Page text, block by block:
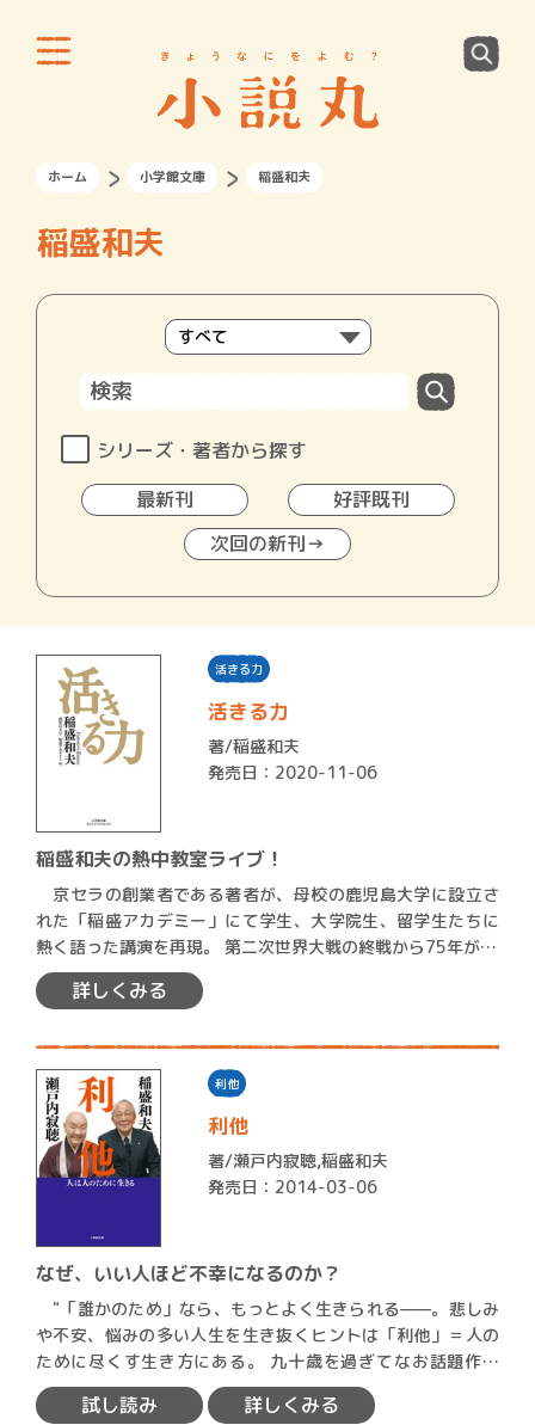
ホーム 小学館文庫 稲盛和夫
稲盛和夫
シリーズ・著者から探す
最新刊
好評既刊
次回の新刊→
活きる力
活きる力
著/稲盛和夫
発売日：2020-11-06
稲盛和夫の熱中教室ライブ！
京セラの創業者である著者が、母校の鹿児島大学に設立さ
れた「稲盛アカデミー」にて学生、大学院生、留学生たちに
熱く語った講演を再現。 第二次世界大戦の終戦から75年が…
詳しくみる
利他
利他
著/瀬戸内寂聴,稲盛和夫
発売日：2014-03-06
なぜ、いい人ほど不幸になるのか？
"「誰かのため」なら、もっとよく生きられる——。悲しみ
や不安、悩みの多い人生を生き抜くヒントは「利他」＝人の
ために尽くす生き方にある。 九十歳を過ぎてなお話題作を
次々…
試し読み 詳しくみる